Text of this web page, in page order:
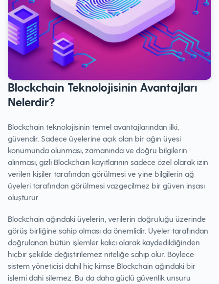
Blockchain Teknolojisinin Avantajları
Nelerdir?
Blockchain teknolojisinin temel avantajlarından ilki,
güvendir. Sadece üyelerine açık olan bir ağın üyesi
konumunda olunması, zamanında ve doğru bilgilerin
alınması, gizli Blockchain kayıtlarının sadece özel olarak izin
verilen kişiler tarafından görülmesi ve yine bilgilerin ağ
üyeleri tarafından görülmesi vazgeçilmez bir güven inşası
oluşturur.
Blockchain ağındaki üyelerin, verilerin doğruluğu üzerinde
görüş birliğine sahip olması da önemlidir. Üyeler tarafından
doğrulanan bütün işlemler kalıcı olarak kaydedildiğinden
hiçbir şekilde değiştirilemez niteliğe sahip olur. Böylece
sistem yöneticisi dahil hiç kimse Blockchain ağındaki bir
işlemi dahi silemez. Bu da daha güçlü güvenlik unsuru